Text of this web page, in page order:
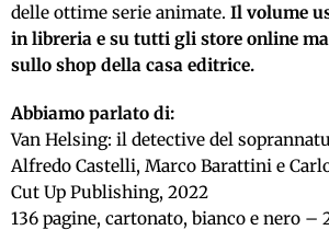
delle ottime serie animate. Il volume
in libreria e su tutti gli store online
sullo shop della casa editrice.
Abbiamo parlato di:
Van Helsing: il detective del
Alfredo Castelli, Marco Barattini e
Cut Up Publishing, 2022
136 pagine, cartonato, bianco e nero –